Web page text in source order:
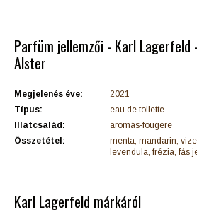
Parfüm jellemzői - Karl Lagerfeld
Alster
Megjelenés éve:
2021
Típus:
eau de toilette
Illatcsalád:
aromás-fougere
Összetétel:
menta, mandarin,
levendula, frézia, fás
Karl Lagerfeld márkáról